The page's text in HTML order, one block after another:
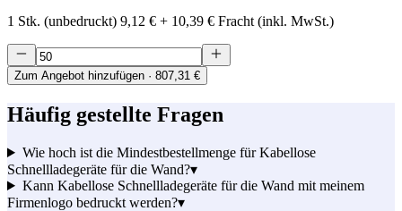
1 Stk. (unbedruckt) 9,12 € + 10,39 € Fracht (inkl. MwSt.)
Zum Angebot hinzufügen · 807,31 €
Häufig gestellte Fragen
Wie hoch ist die Mindestbestellmenge für Kabellose
Schnellladegeräte für die Wand?▾
Kann Kabellose Schnellladegeräte für die Wand mit meinem
Firmenlogo bedruckt werden?▾